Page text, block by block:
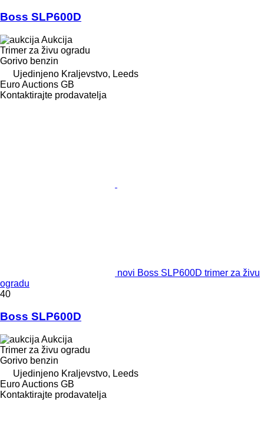
Boss SLP600D
Aukcija
Trimer za živu ogradu
Gorivo benzin
Ujedinjeno Kraljevstvo, Leeds
Euro Auctions GB
Kontaktirajte prodavatelja
novi Boss SLP600D trimer za živu
ogradu
40
Boss SLP600D
Aukcija
Trimer za živu ogradu
Gorivo benzin
Ujedinjeno Kraljevstvo, Leeds
Euro Auctions GB
Kontaktirajte prodavatelja